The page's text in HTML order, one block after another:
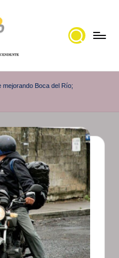
mejorando Boca del Río;